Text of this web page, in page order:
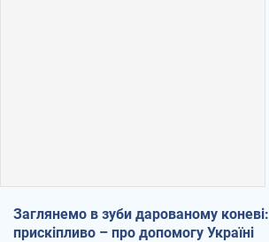
Заглянемо в зуби дарованому коневі:
прискіпливо – про допомогу Україні